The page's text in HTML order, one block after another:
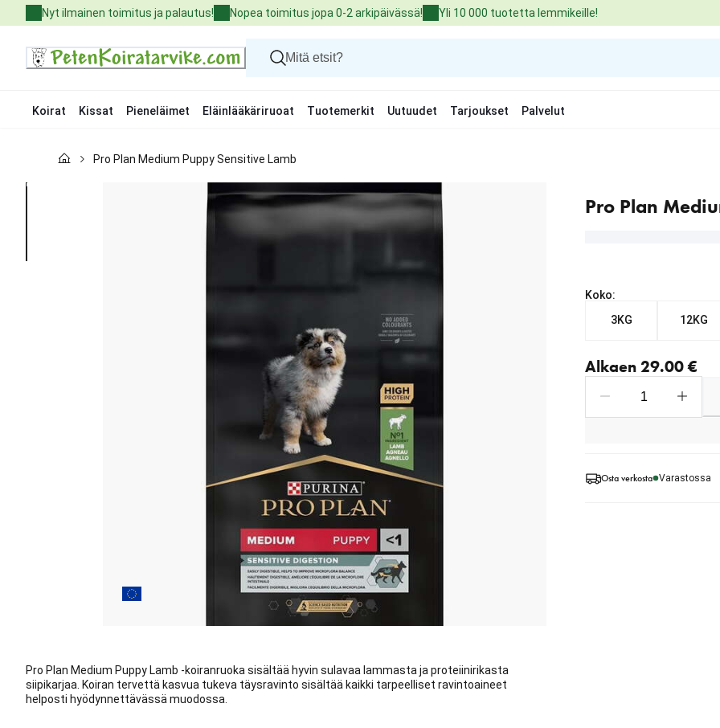
to
Nyt ilmainen toimitus ja palautus! Nopea toimitus jopa 0-2 arkipäivässä! Yli 10 000 tuotetta lemmikeille!
Koirat Kissat Pieneläimet Eläinlääkäriruoat Tuotemerkit Uutuudet Tarjoukset Palvelut
Kissat
Pro Plan Medium Puppy Sensitive Lamb
Pro Plan
Pro Plan Medium Puppy Lamb -koiranruoka sisältää hyvin sulavaa lammasta ja proteiinirikasta
siipikarjaa. Koiran tervettä kasvua tukeva täysravinto sisältää kaikki tarpeelliset ravintoaineet
helposti hyödynnettävässä muodossa.
Koko:
3KG
12KG
Alkaen 29.00 €
Osta verkosta Varastossa